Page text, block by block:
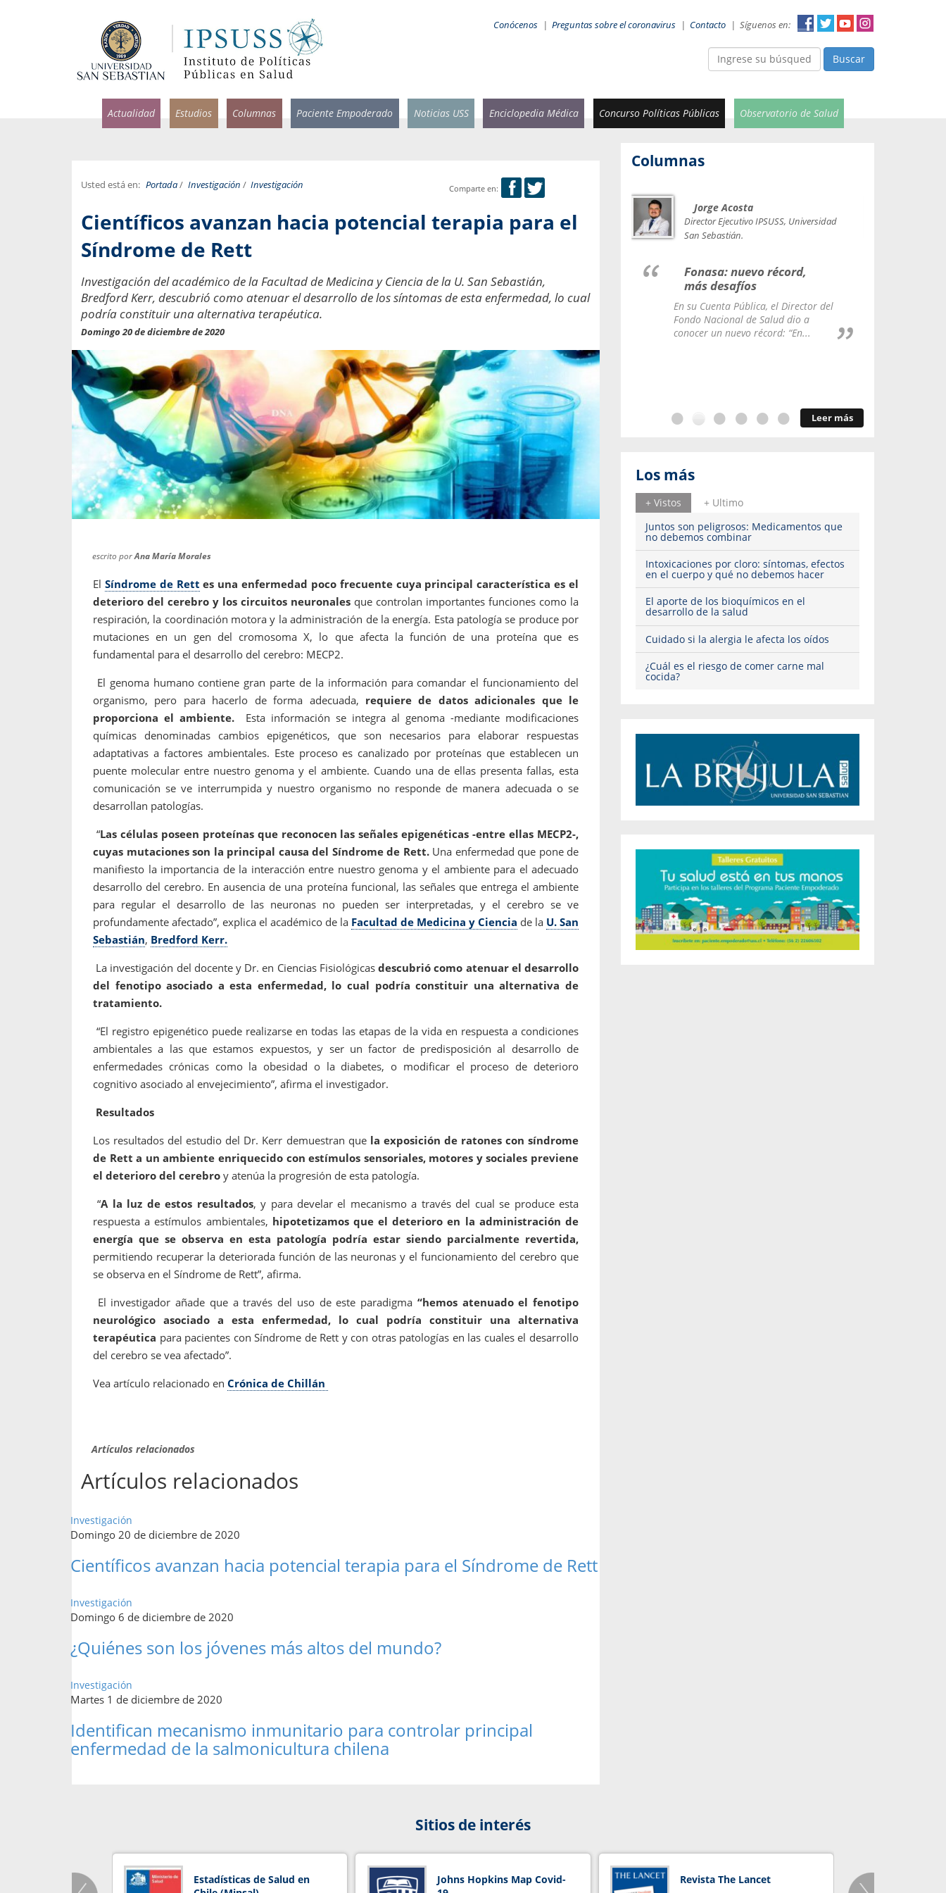
Conócenos | Preguntas sobre el coronavirus | Contacto | Síguenos en:
Buscar
Actualidad Estudios Columnas Paciente Empoderado Noticias USS Enciclopedia Médica Concurso Políticas Públicas Observatorio de Salud
Comparte en:
Usted está en: Portada/ Investigación / Investigación
Científicos avanzan hacia potencial terapia para el
Síndrome de Rett
Investigación del académico de la Facultad de Medicina y Ciencia de la U. San Sebastián,
Bredford Kerr, descubrió como atenuar el desarrollo de los síntomas de esta enfermedad, lo cual
podría constituir una alternativa terapéutica.
Domingo 20 de diciembre de 2020
escrito porAna María Morales
El Síndrome de Rett es una enfermedad poco frecuente cuya principal característica es el
deterioro del cerebro y los circuitos neuronales que controlan importantes funciones como la
respiración, la coordinación motora y la administración de la energía. Esta patología se produce por
mutaciones en un gen del cromosoma X, lo que afecta la función de una proteína que es
fundamental para el desarrollo del cerebro: MECP2.
El genoma humano contiene gran parte de la información para comandar el funcionamiento del
organismo, pero para hacerlo de forma adecuada, requiere de datos adicionales que le
proporciona el ambiente. Esta información se integra al genoma -mediante modificaciones
químicas denominadas cambios epigenéticos, que son necesarios para elaborar respuestas
adaptativas a factores ambientales. Este proceso es canalizado por proteínas que establecen un
puente molecular entre nuestro genoma y el ambiente. Cuando una de ellas presenta fallas, esta
comunicación se ve interrumpida y nuestro organismo no responde de manera adecuada o se
desarrollan patologías.
“Las células poseen proteínas que reconocen las señales epigenéticas -entre ellas MECP2-,
cuyas mutaciones son la principal causa del Síndrome de Rett.Una enfermedad que pone de
manifiesto la importancia de la interacción entre nuestro genoma y el ambiente para el adecuado
desarrollo del cerebro. En ausencia de una proteína funcional, las señales que entrega el ambiente
para regular el desarrollo de las neuronas no pueden ser interpretadas, y el cerebro se ve
profundamente afectado”, explica el académico de la Facultad de Medicina y Ciencia de la U. San
Sebastián, Bredford Kerr.
La investigación del docente y Dr. en Ciencias Fisiológicasdescubrió como atenuar el desarrollo
del fenotipo asociado a esta enfermedad, lo cual podría constituir una alternativa de
tratamiento.
“El registro epigenético puede realizarse en todas las etapas de la vida en respuesta a condiciones
ambientales a las que estamos expuestos, y ser un factor de predisposición al desarrollo de
enfermedades crónicas como la obesidad o la diabetes, o modificar el proceso de deterioro
cognitivo asociado al envejecimiento”, afirma el investigador.
Resultados
Los resultados del estudio del Dr. Kerr demuestran que la exposición de ratones con síndrome
de Rett a un ambiente enriquecido con estímulos sensoriales, motores y sociales previene
el deterioro del cerebro y atenúa la progresión de esta patología.
“A la luz de estos resultados, y para develar el mecanismo a través del cual se produce esta
respuesta a estímulos ambientales, hipotetizamos que el deterioro en la administración de
energía que se observa en esta patología podría estar siendo parcialmente revertida,
permitiendo recuperar la deteriorada función de las neuronas y el funcionamiento del cerebro que
se observa en el Síndrome de Rett”, afirma.
El investigador añade que a través del uso de este paradigma “hemos atenuado el fenotipo
neurológico asociado a esta enfermedad, lo cual podría constituir una alternativa
terapéutica para pacientes con Síndrome de Rett y con otras patologías en las cuales el desarrollo
del cerebro se vea afectado”.
Vea artículo relacionado en Crónica de Chillán
Artículos relacionados
Artículos relacionados
Investigación
Domingo 20 de diciembre de 2020
Científicos avanzan hacia potencial terapia para el Síndrome de Rett
Investigación
Domingo 6 de diciembre de 2020
¿Quiénes son los jóvenes más altos del mundo?
Investigación
Martes 1 de diciembre de 2020
Identifican mecanismo inmunitario para controlar principal
enfermedad de la salmonicultura chilena
Columnas
por incapacidad
entregados por la
sobre viajes al extranjero
Infectólogo y profesor asistente de
Medicina, Universidad San Sebastián
Usamos la palabra pandemia cuando
una enfermedad contagiosa se
propaga a un gran número de...
Decana facultad de Odontología,
Universidad San Sebastián.
salud bucal?
En Chile, nadie muere de caries ni de
Jorge Acosta
Director Ejecutivo IPSUSS, Universidad
San Sebastián.
Fonasa: nuevo récord,
más desafíos
En su Cuenta Pública, el Director del
Fondo Nacional de Salud dio a
conocer un nuevo récord: “En...
Leer más
Los más
+ Vistos
+ Ultimo
Juntos son peligrosos: Medicamentos que
no debemos combinar
Intoxicaciones por cloro: síntomas, efectos
en el cuerpo y qué no debemos hacer
El aporte de los bioquímicos en el
desarrollo de la salud
Cuidado si la alergia le afecta los oídos
¿Cuál es el riesgo de comer carne mal
cocida?
Sitios de interés
Estadísticas de Salud en
Johns Hopkins Map Covid-
Revista The Lancet